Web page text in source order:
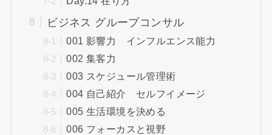
ビジネス グループコンサル
001 影響力 インフルエンス能力
002 集客力
003 スケジュール管理術
004 自己紹介 セルフイメージ
005 生活環境を決める
006 フォーカスと視野